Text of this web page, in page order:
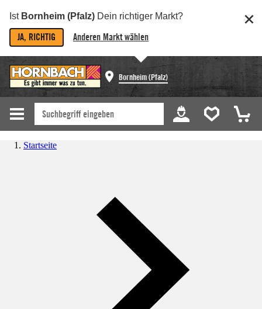
Ist Bornheim (Pfalz) Dein richtiger Markt?
JA, RICHTIG Anderen Markt wählen
Bornheim (Pfalz)
Startseite